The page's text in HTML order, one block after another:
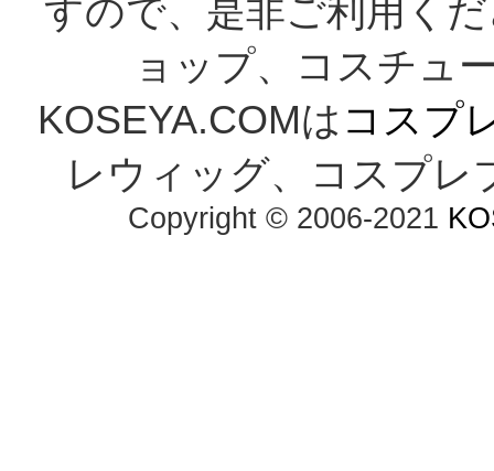
すので、是非ご利用く
ョップ、コスチュ
KOSEYA.COMは コスプ
レウィッグ、コスプレ
Copyright © 2006-2021